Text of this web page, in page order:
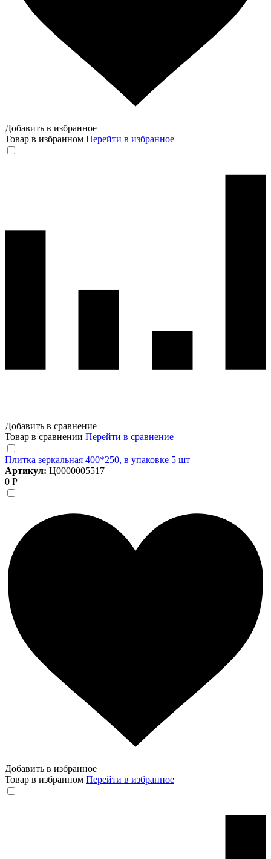
Добавить в избранное
Товар в избранном Перейти в избранное
Добавить в сравнение
Товар в сравнении Перейти в сравнение
Плитка зеркальная 400*250, в упаковке 5 шт
Артикул: Ц0000005517
0 Р
Добавить в избранное
Товар в избранном Перейти в избранное